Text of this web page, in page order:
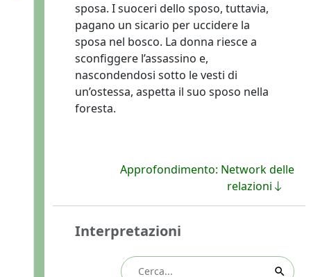
sposa. I suoceri dello sposo, tuttavia,
pagano un sicario per uccidere la
sposa nel bosco. La donna riesce a
sconfiggere l’assassino e,
nascondendosi sotto le vesti di
un’ostessa, aspetta il suo sposo nella
foresta.
Approfondimento: Network delle
relazioni
Interpretazioni